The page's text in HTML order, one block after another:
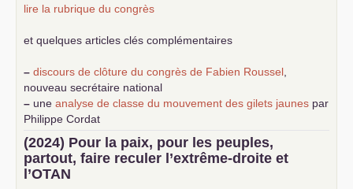
lire la rubrique du congrès
et quelques articles clés complémentaires
– discours de clôture du congrès de Fabien Roussel
nouveau secrétaire national
– une analyse de classe du mouvement des gilets jaunes par
Philippe Cordat
–
un texte de Jean-Claude Delaunay
le marxisme est la
science sociale de notre temps
–un appel proposé aux partis communistes et ouvrier
d’Europe
(2024) Pour la paix, pour les peuples,
partout, faire reculer l’extrême-droite et
l’OTAN